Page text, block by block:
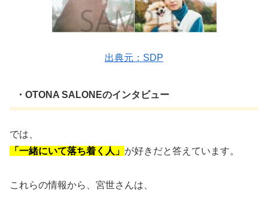
出典元：SDP
・OTONA SALONEのインタビュー
では、
「一緒にいて落ち着く人」 が好きだと答えています。
これらの情報から、宮世さんは、